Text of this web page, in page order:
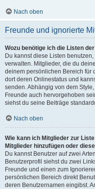
Nach oben
Freunde und ignorierte
Wozu benötige ich die Listen
Du kannst diese Listen
verwalten. Mitglieder, die du
deinem persönlichen Bereich für
dort deren Onlinestatus und
senden. Abhängig von dem
Freunde auch hervorgehoben
siehst du seine Beiträge
Nach oben
Wie kann ich Mitglieder zur
Mitglieder hinzufügen oder
Du kannst Benutzer auf zwei
Benutzerprofil siehst du zwei
Freunde und einen zum
persönlichen Bereich direkt
deren Benutzernamen eingibst.